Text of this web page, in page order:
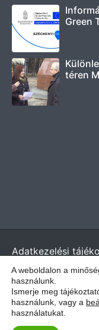
Green
téren
Adatkezelési
© 2026 -
A weboldalon a
használunk.
Ismerje meg
használunk, vagy a
használatukat.